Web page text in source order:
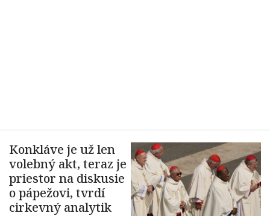
Konkláve je už len
volebný akt, teraz je
priestor na diskusie
o pápežovi, tvrdí
cirkevný analytik